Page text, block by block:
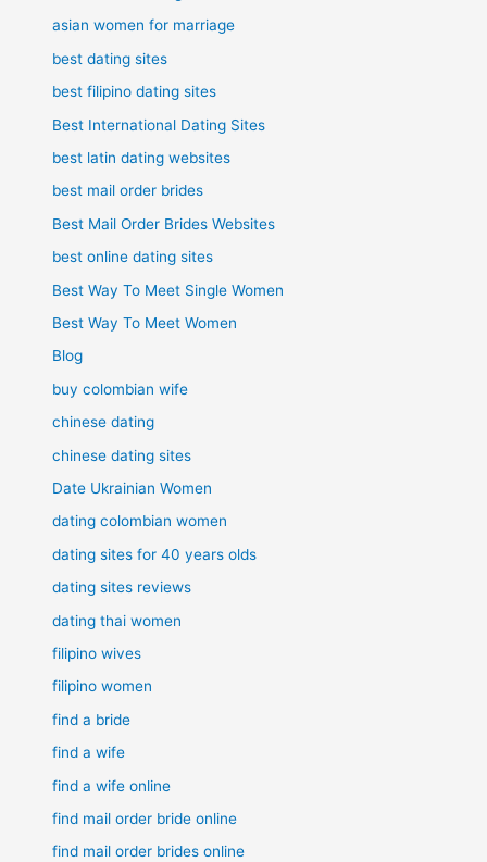
asian women for marriage
best dating sites
best filipino dating sites
Best International Dating Sites
best latin dating websites
best mail order brides
Best Mail Order Brides Websites
best online dating sites
Best Way To Meet Single Women
Best Way To Meet Women
Blog
buy colombian wife
chinese dating
chinese dating sites
Date Ukrainian Women
dating colombian women
dating sites for 40 years olds
dating sites reviews
dating thai women
filipino wives
filipino women
find a bride
find a wife
find a wife online
find mail order bride online
find mail order brides online